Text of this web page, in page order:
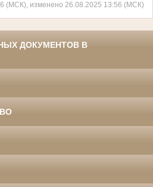
(МСК), изменено 26.08.2025 13:56 (МСК)
ДОКУМЕНТОВ В